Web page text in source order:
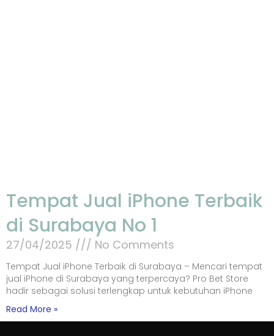
Tempat Jual iPhone Terbaik
di Surabaya No 1
27/04/2025 No Comments
Tempat Jual iPhone Terbaik di Surabaya – Mencari tempat
jual iPhone di Surabaya yang terpercaya? Pro Bet Store
hadir sebagai solusi terlengkap untuk kebutuhan iPhone
Read More »